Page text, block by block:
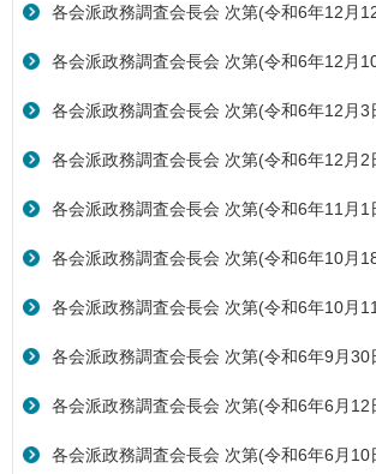
各会派政務調査会長会 次第(令和6年12月12
各会派政務調査会長会 次第(令和6年12月10
各会派政務調査会長会 次第(令和6年12月3
各会派政務調査会長会 次第(令和6年12月2
各会派政務調査会長会 次第(令和6年11月1
各会派政務調査会長会 次第(令和6年10月18
各会派政務調査会長会 次第(令和6年10月11
各会派政務調査会長会 次第(令和6年9月30
各会派政務調査会長会 次第(令和6年6月12
各会派政務調査会長会 次第(令和6年6月10